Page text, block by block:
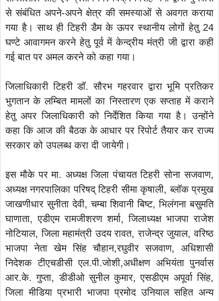
से संबंधित अपने-अपने क्षेत्र की समस्याओं से अवगत कराया
गया है। साथ ही टिहरी डैम के ऊपर स्थानीय लोगों हेतु 24
घण्टे आवागमन करने हेतु पूर्व में केन्द्रीय मंत्री जी द्वारा कही
गई बात पर अमल करने को कहा गया।
जिलाधिकारी टिहरी डॉ. सौरभ गहरवार द्वारा भूमि प्रतिकर
भुगतान के लम्बित मामलों का निस्तारण एक सप्ताह में कराने
हेतु अपर जिलाधिकारी को निर्देशित किया गया है। उन्होंने
कहा कि आज की बैठक के आधार पर रिपोर्ट तैयार कर राज्य
सरकार को उपलब्ध करा दी जायेगी।
इस मौके पर मा. अध्यक्ष जिला पंचायत टिहरी सोना सजवाण,
अध्यक्ष नगरपालिका परिषद् टिहरी सीमा कृषाली, ब्लॉक प्रमुख
जाखणीधार सुनीता देवी, चम्बा शिवानी बिष्ट, भिलंगना बसुमति
घाणाता, एडीएम रामजीशरण शर्मा, जिलाध्यक्ष भाजपा राजेश
नोटियाल, जिला महामंत्री उदय रावत, राजेन्द्र जुयाल, वरिष्ठ
भाजपा नेता खेम सिंह चौहान,रघुवीर सजवाण, अधिशासी
निदेशक टीएचडीसी एल.पी.जोशी,अधीक्षण अभियंता पुनर्वास
आर.के. गुप्ता, डीडीओ सुनील कुमार, एसडीएम अपूर्वा सिंह,
जिला मीडिया प्रभारी भाजपा प्रमोद उनियाल सहित अन्य